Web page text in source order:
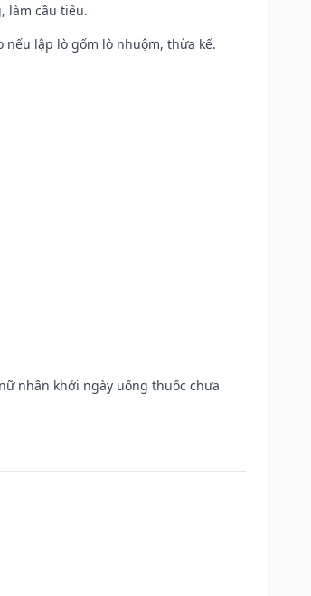
làm cầu tiêu.
lập lò gốm lò nhuộm, thừa kế.
nhân khởi ngày uống thuốc chưa